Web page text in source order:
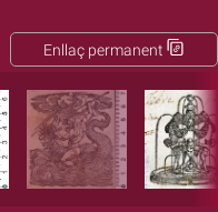
Enllaç permanent